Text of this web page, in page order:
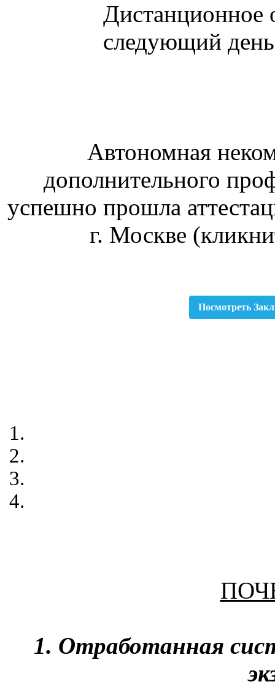
Дистанционное
следующий день
Автономная
дополнительного
успешно прошла
г. Москве
Посмотреть
1. Отработанная